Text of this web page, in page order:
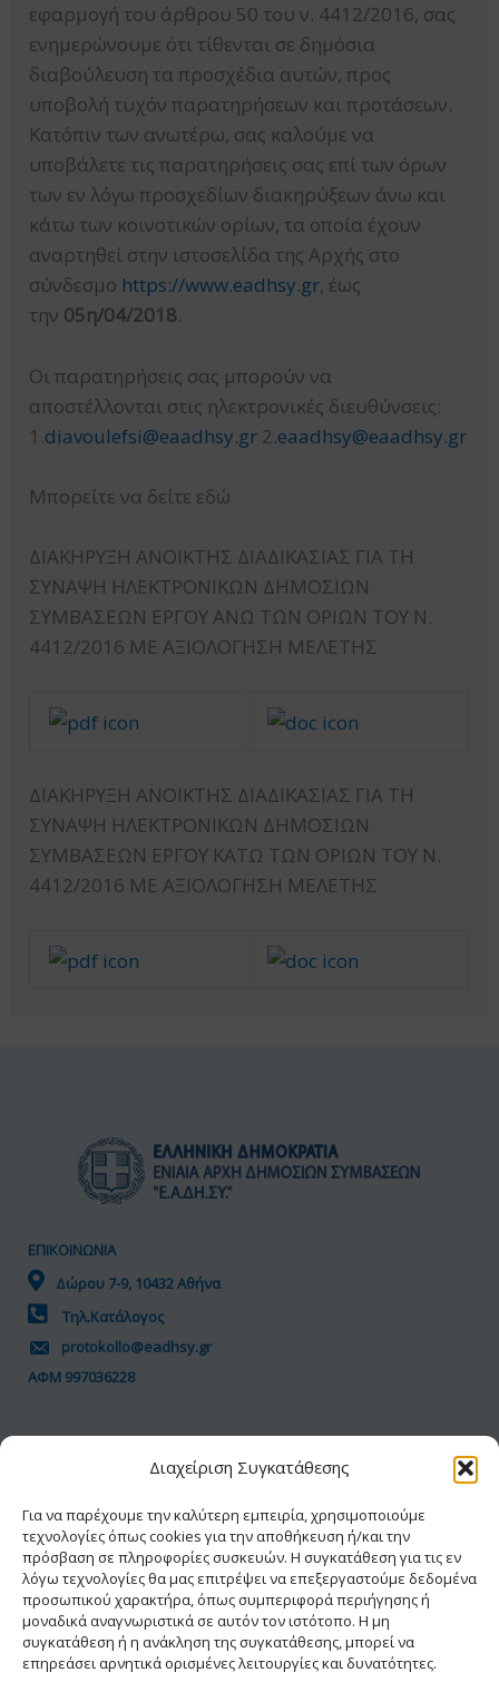
Διαχείριση Συγκατάθεσης
Για να παρέχουμε την καλύτερη εμπειρία, χρησιμοποιούμε
τεχνολογίες όπως cookies για την αποθήκευση ή/και την
πρόσβαση σε πληροφορίες συσκευών. Η συγκατάθεση για τις εν
λόγω τεχνολογίες θα μας επιτρέψει να επεξεργαστούμε δεδομένα
προσωπικού χαρακτήρα, όπως συμπεριφορά περιήγησης ή
μοναδικά αναγνωριστικά σε αυτόν τον ιστότοπο. Η μη
συγκατάθεση ή η ανάκληση της συγκατάθεσης, μπορεί να
επηρεάσει αρνητικά ορισμένες λειτουργίες και δυνατότητες.
εφαρμογή του άρθρου 50 του ν. 4412/2016, σας
ενημερώνουμε ότι τίθενται σε δημόσια
διαβούλευση τα προσχέδια αυτών, προς
υποβολή τυχόν παρατηρήσεων και προτάσεων.
Κατόπιν των ανωτέρω, σας καλούμε να
υποβάλετε τις παρατηρήσεις σας επί των όρων
των εν λόγω προσχεδίων διακηρύξεων άνω και
κάτω των κοινοτικών ορίων, τα οποία έχουν
αναρτηθεί στην ιστοσελίδα της Αρχής στο
σύνδεσμο https://www.eadhsy.gr, έως
την 05η/04/2018.
Οι παρατηρήσεις σας μπορούν να
αποστέλλονται στις ηλεκτρονικές διευθύνσεις:
1.diavoulefsi@eaadhsy.gr 2.eaadhsy@eaadhsy.gr
Μπορείτε να δείτε εδώ
ΔΙΑΚΗΡΥΞΗ ΑΝΟΙΚΤΗΣ ΔΙΑΔΙΚΑΣΙΑΣ ΓΙΑ ΤΗ
ΣΥΝΑΨΗ ΗΛΕΚΤΡΟΝΙΚΩΝ ΔΗΜΟΣΙΩΝ
ΣΥΜΒΑΣΕΩΝ ΕΡΓΟΥ ΑΝΩ ΤΩΝ ΟΡΙΩΝ ΤΟΥ Ν.
4412/2016 ΜΕ ΑΞΙΟΛΟΓΗΣΗ ΜΕΛΕΤΗΣ
ΔΙΑΚΗΡΥΞΗ ΑΝΟΙΚΤΗΣ ΔΙΑΔΙΚΑΣΙΑΣ ΓΙΑ ΤΗ
ΣΥΝΑΨΗ ΗΛΕΚΤΡΟΝΙΚΩΝ ΔΗΜΟΣΙΩΝ
ΣΥΜΒΑΣΕΩΝ ΕΡΓΟΥ ΚΑΤΩ ΤΩΝ ΟΡΙΩΝ ΤΟΥ Ν.
4412/2016 ΜΕ ΑΞΙΟΛΟΓΗΣΗ ΜΕΛΕΤΗΣ
ΕΠΙΚΟΙΝΩΝΙΑ
Δώρου 7-9, 10432 Αθήνα
Τηλ.Κατάλογος
protokollo@eadhsy.gr
ΑΦΜ 997036228
Προσωπικά Δεδομένα
Πολιτική Cookies
Δήλωση Προσβασιμότητας